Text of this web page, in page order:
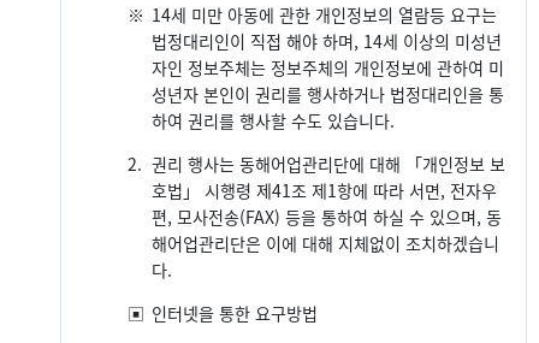
※ 14세 미만 아동에 관한 개인정보의 열람등 요구는
법정대리인이 직접 해야 하며, 14세 이상의 미성년
자인 정보주체는 정보주체의 개인정보에 관하여 미
성년자 본인이 권리를 행사하거나 법정대리인을 통
하여 권리를 행사할 수도 있습니다.
2. 권리 행사는 동해어업관리단에 대해 「개인정보 보
호법」 시행령 제41조 제1항에 따라 서면, 전자우
편, 모사전송(FAX) 등을 통하여 하실 수 있으며, 동
해어업관리단은 이에 대해 지체없이 조치하겠습니
다.
▣ 인터넷을 통한 요구방법